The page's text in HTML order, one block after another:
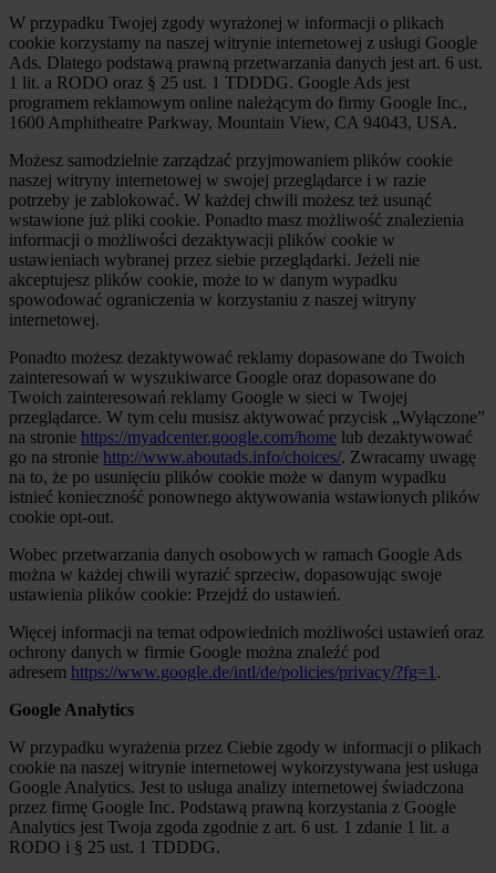
W przypadku Twojej zgody wyrażonej w informacji o plikach
cookie korzystamy na naszej witrynie internetowej z usługi Google
Ads. Dlatego podstawą prawną przetwarzania danych jest art. 6 ust.
1 lit. a RODO oraz § 25 ust. 1 TDDDG. Google Ads jest
programem reklamowym online należącym do firmy Google Inc.,
1600 Amphitheatre Parkway, Mountain View, CA 94043, USA.
Możesz samodzielnie zarządzać przyjmowaniem plików cookie
naszej witryny internetowej w swojej przeglądarce i w razie
potrzeby je zablokować. W każdej chwili możesz też usunąć
wstawione już pliki cookie. Ponadto masz możliwość znalezienia
informacji o możliwości dezaktywacji plików cookie w
ustawieniach wybranej przez siebie przeglądarki. Jeżeli nie
akceptujesz plików cookie, może to w danym wypadku
spowodować ograniczenia w korzystaniu z naszej witryny
internetowej.
Ponadto możesz dezaktywować reklamy dopasowane do Twoich
zainteresowań w wyszukiwarce Google oraz dopasowane do
Twoich zainteresowań reklamy Google w sieci w Twojej
przeglądarce. W tym celu musisz aktywować przycisk „Wyłączone”
na stronie https://myadcenter.google.com/home lub dezaktywować
go na stronie http://www.aboutads.info/choices/. Zwracamy uwagę
na to, że po usunięciu plików cookie może w danym wypadku
istnieć konieczność ponownego aktywowania wstawionych plików
cookie opt-out.
Wobec przetwarzania danych osobowych w ramach Google Ads
można w każdej chwili wyrazić sprzeciw, dopasowując swoje
ustawienia plików cookie: Przejdź do ustawień.
Więcej informacji na temat odpowiednich możliwości ustawień oraz
ochrony danych w firmie Google można znaleźć pod
adresem https://www.google.de/intl/de/policies/privacy/?fg=1 .
Google Analytics
W przypadku wyrażenia przez Ciebie zgody w informacji o plikach
cookie na naszej witrynie internetowej wykorzystywana jest usługa
Google Analytics. Jest to usługa analizy internetowej świadczona
przez firmę Google Inc. Podstawą prawną korzystania z Google
Analytics jest Twoja zgoda zgodnie z art. 6 ust. 1 zdanie 1 lit. a
RODO i § 25 ust. 1 TDDDG.